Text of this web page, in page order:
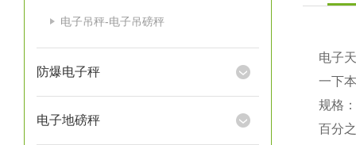
电子吊秤-电子吊磅秤
防爆电子秤
电子地磅秤
电子
一下
规格
百分